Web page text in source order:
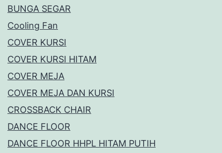
BUNGA SEGAR
Cooling Fan
COVER KURSI
COVER KURSI HITAM
COVER MEJA
COVER MEJA DAN KURSI
CROSSBACK CHAIR
DANCE FLOOR
DANCE FLOOR HHPL HITAM PUTIH